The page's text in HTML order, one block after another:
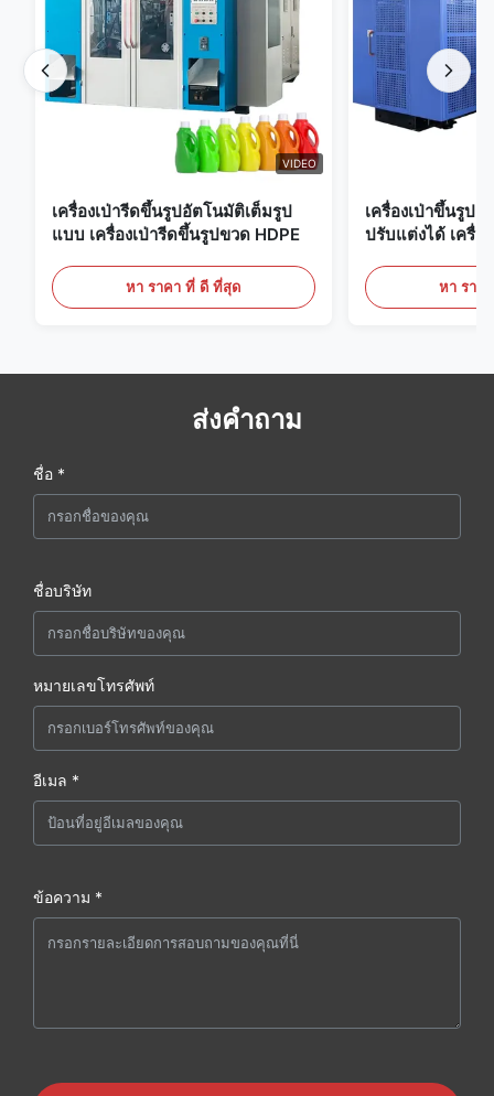
VIDEO
เครื่องเป่ารีดขึ้นรูปอัตโนมัติเต็มรูป
แบบ เครื่องเป่ารีดขึ้นรูปขวด HDPE
หา ราคา ที่ ดี ที่สุด
เครื่องเป่าขึ้นรูป
ปรับแต่งได้ เครื่อ
หา ราค
ส่งคำถาม
ชื่อ *
ชื่อบริษัท
หมายเลขโทรศัพท์
อีเมล *
ข้อความ *